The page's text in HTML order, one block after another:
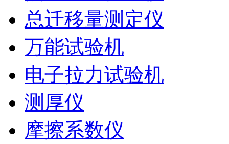
总迁移量测定仪
万能试验机
电子拉力试验机
测厚仪
摩擦系数仪